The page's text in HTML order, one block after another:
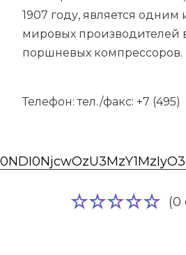
1907 году, является одним
мировых производителей
поршневых компрессоров.
Телефон: тел./факс: +7 (495)
(0